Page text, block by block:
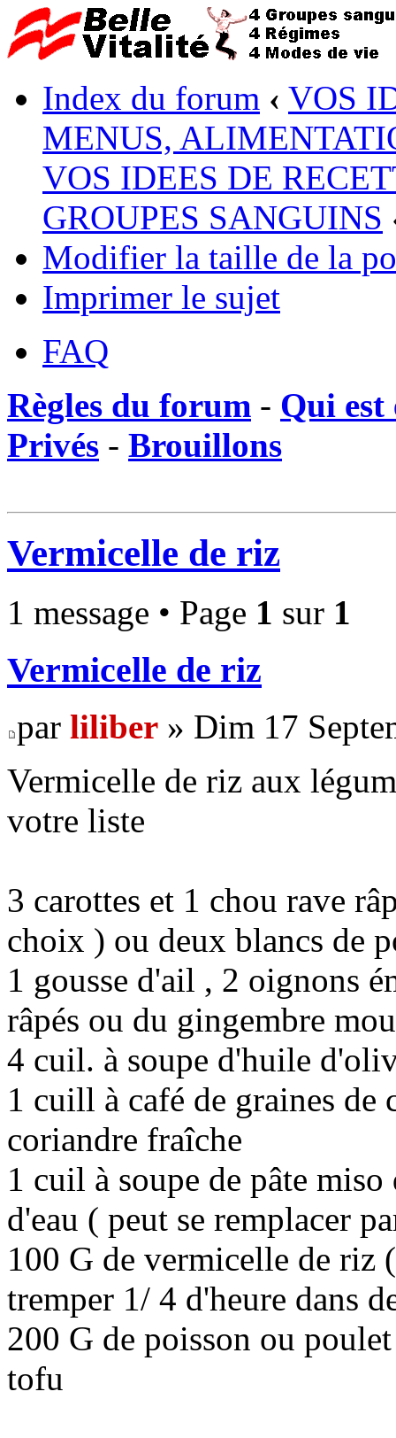
Index du forum ‹ VOS
MENUS,
VOS IDEES DE
GROUPES SANGUINS
Modifier la taille de la
Imprimer le sujet
FAQ
Règles du forum - Qui est
Privés - Brouillons
Vermicelle de riz
1 message • Page 1 sur 1
Vermicelle de riz
par liliber » Dim 17
Vermicelle de riz aux
votre liste
3 carottes et 1 chou rave
choix ) ou deux blancs de
1 gousse d'ail , 2 oignons
râpés ou du gingembre
4 cuil. à soupe d'huile
1 cuill à café de graines de
coriandre fraîche
1 cuil à soupe de pâte
d'eau ( peut se remplacer
100 G de vermicelle de riz
tremper 1/ 4 d'heure dans
200 G de poisson ou
tofu